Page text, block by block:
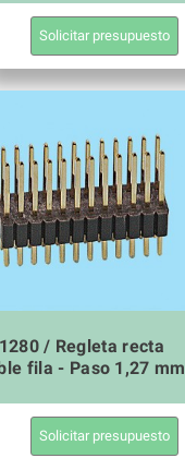
Solicitar presupuesto
1280 / Regleta recta
fila - Paso 1,27 mm
Solicitar presupuesto